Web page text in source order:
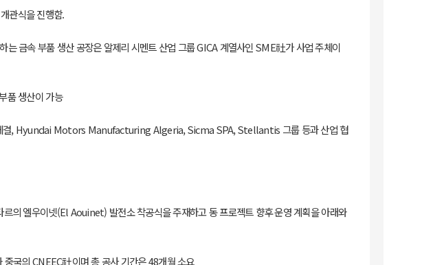
관식을 진행함.
금속 부품 생산 공장은 알제리 시멘트 산업 그룹 GICA 계열사인 SME社가 사업 주체이
품 생산이 가능
결, Hyundai Motors Manufacturing Algeria, Sicma SPA, Stellantis 그룹 등과 산업 협
의 엘우이넷(El Aouinet) 발전소 착공식을 주재하고 동 프로젝트 향후 운영 계획을 아래와
국의 CNEEC社이며 총 공사 기간은 48개월 소요